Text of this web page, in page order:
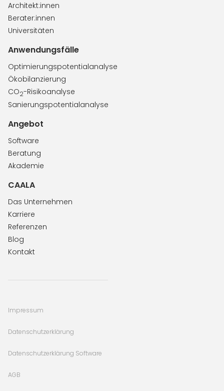
Architekt:innen
Berater:innen
Universitäten
Anwendungsfälle
Optimierungspotentialanalyse
Ökobilanzierung
CO2-Risikoanalyse
Sanierungspotentialanalyse
Angebot
Software
Beratung
Akademie
CAALA
Das Unternehmen
Karriere
Referenzen
Blog
Kontakt
Impressum
Datenschutzerklärung
Datenschutzerklärung Software
AGB